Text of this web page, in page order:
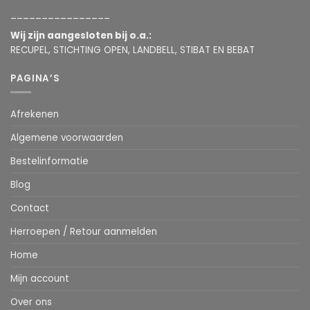
Wij zijn aangesloten bij o.a.:
RECUPEL, STICHTING OPEN, LANDBELL, STIBAT EN BEBAT
PAGINA’S
Afrekenen
Algemene voorwaarden
Bestelinformatie
Blog
Contact
Herroepen / Retour aanmelden
Home
Mijn account
Over ons